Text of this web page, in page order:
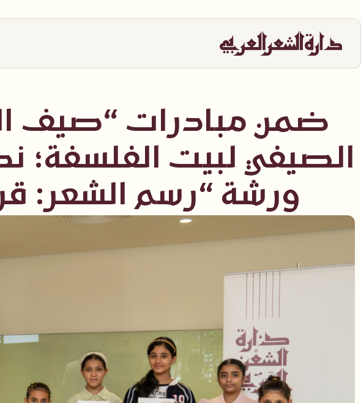
ضمن مبادرات “صيف
الصيفي لبيت الفلسفة؛
ورشة “رسم الشعر: